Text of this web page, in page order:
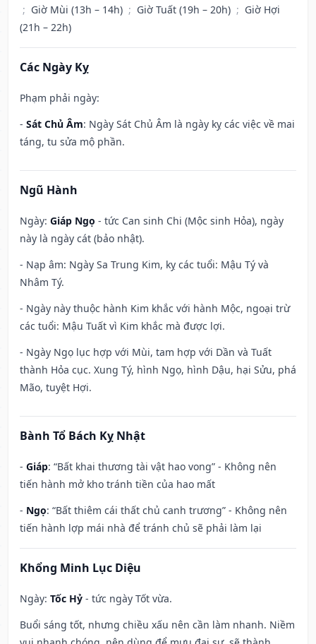
; Giờ Mùi (13h – 14h) ; Giờ Tuất (19h – 20h) ; Giờ Hợi
(21h – 22h)
Các Ngày Kỵ
Phạm phải ngày:
- Sát Chủ Âm: Ngày Sát Chủ Âm là ngày kỵ các việc về mai
táng, tu sửa mộ phần.
Ngũ Hành
Ngày: Giáp Ngọ - tức Can sinh Chi (Mộc sinh Hỏa), ngày
này là ngày cát (bảo nhật).
- Nạp âm: Ngày Sa Trung Kim, kỵ các tuổi: Mậu Tý và
Nhâm Tý.
- Ngày này thuộc hành Kim khắc với hành Mộc, ngoại trừ
các tuổi: Mậu Tuất vì Kim khắc mà được lợi.
- Ngày Ngọ lục hợp với Mùi, tam hợp với Dần và Tuất
thành Hỏa cục. Xung Tý, hình Ngọ, hình Dậu, hại Sửu, phá
Mão, tuyệt Hợi.
Bành Tổ Bách Kỵ Nhật
- Giáp: “Bất khai thương tài vật hao vong” - Không nên
tiến hành mở kho tránh tiền của hao mất
- Ngọ: “Bất thiêm cái thất chủ canh trương” - Không nên
tiến hành lợp mái nhà để tránh chủ sẽ phải làm lại
Khổng Minh Lục Diệu
Ngày: Tốc Hỷ - tức ngày Tốt vừa.
Buổi sáng tốt, nhưng chiều xấu nên cần làm nhanh. Niềm